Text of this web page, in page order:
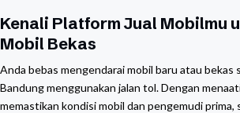
Kenali Platform Jual Mobilmu
Mobil Bekas
Anda bebas mengendarai mobil baru atau bekas
Bandung menggunakan jalan tol. Dengan
memastikan kondisi mobil dan pengemudi